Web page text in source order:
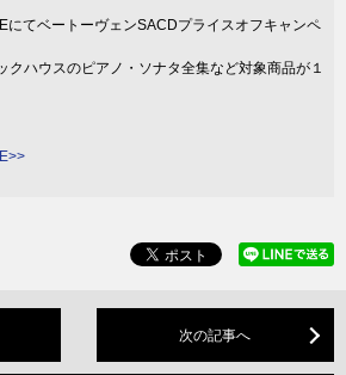
にてベートーヴェンSACDプライスオフキャンペ
クハウスのピアノ・ソナタ全集など対象商品が１
次の記事へ